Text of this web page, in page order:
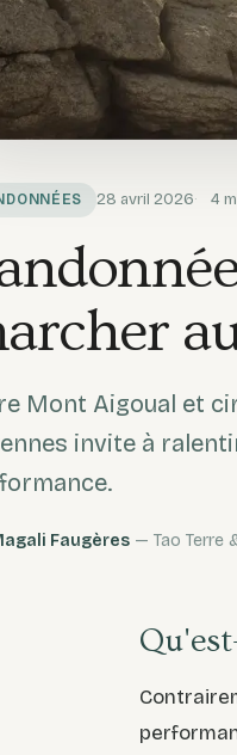
28 avril 2026 4
Mont Aigoual et
invite à
Faugères — Tao Terre